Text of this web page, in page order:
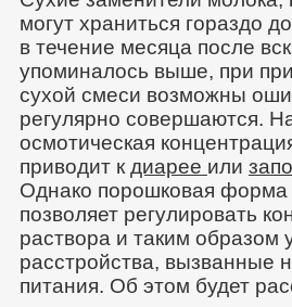
могут храниться гораздо
в течение месяца после
упоминалось выше, при
сухой смеси возможны
регулярно совершаются.
осмотическая
приводит к диарее или
Однако порошковая форма
позволяет регулировать
раствора и таким образом
расстройства, вызванные
питания. Об этом будет